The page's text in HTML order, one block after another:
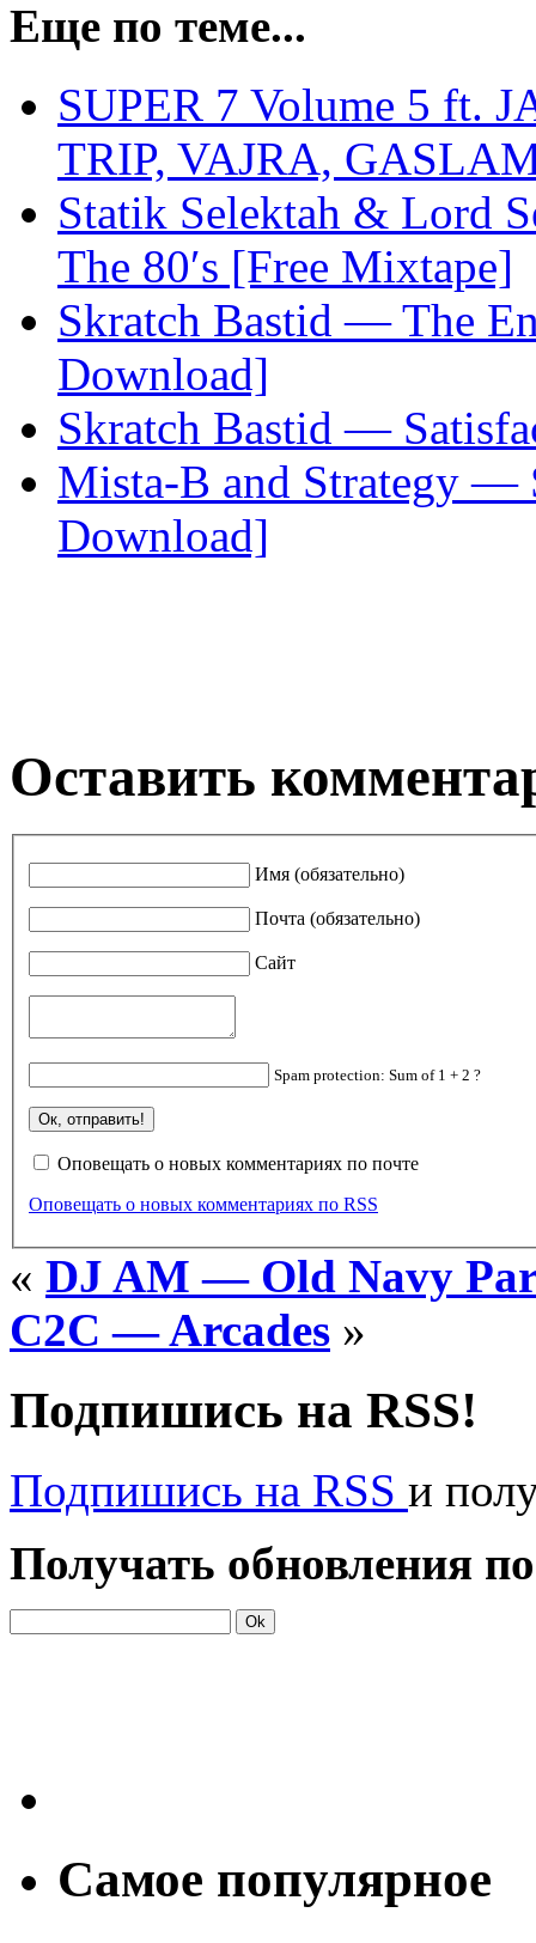
Еще по теме...
SUPER 7 Volume 5 ft.
TRIP, VAJRA,
Statik Selektah & Lord
The 80′s [Free Mixtape]
Skratch Bastid — The
Download]
Skratch Bastid —
Mista-B and Strategy —
Download]
Оставить
Имя (обязательно)
Почта (обязательно)
Сайт
Spam protection: Sum of 1 + 2 ?
Оповещать о новых комментариях по почте
Оповещать о новых комментариях по RSS
« DJ AM — Old Navy
C2C — Arcades »
Подпишись на RSS!
Подпишись на RSS и
Получать обновления
Самое популярное